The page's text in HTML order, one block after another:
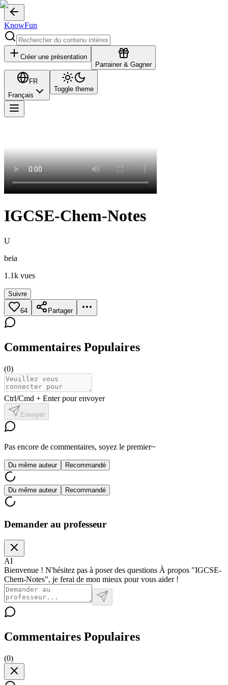
KnowFun
Créer une présentation
Parrainer & Gagner
FR
Français
Toggle theme
IGCSE-Chem-Notes
U
beia
1.1k vues
Suivre
64 Partager
Commentaires Populaires
(0)
Ctrl/Cmd + Enter pour envoyer
Envoyer
Pas encore de commentaires, soyez le premier~
Du même auteur Recommandé
Du même auteur Recommandé
Demander au professeur
AI
Bienvenue ! N'hésitez pas à poser des questions À propos "IGCSE-
Chem-Notes", je ferai de mon mieux pour vous aider !
Commentaires Populaires
(0)